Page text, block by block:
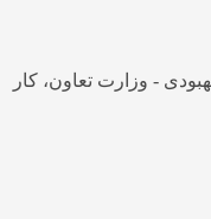
- وزارت تعاون، کار